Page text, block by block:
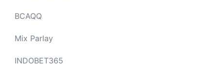
BCAQQ
Mix Parlay
INDOBET365